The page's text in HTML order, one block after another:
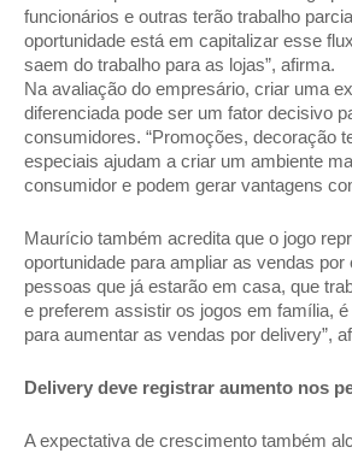
funcionários e outras terão trabalho
oportunidade está em capitalizar esse
saem do trabalho para as lojas”, afirma.
Na avaliação do empresário, criar uma
diferenciada pode ser um fator decisivo
consumidores. “Promoções, decoração
especiais ajudam a criar um ambiente
consumidor e podem gerar vantagens
Maurício também acredita que o jogo
oportunidade para ampliar as vendas por
pessoas que já estarão em casa, que
e preferem assistir os jogos em família,
para aumentar as vendas por delivery”,
Delivery deve registrar aumento nos
A expectativa de crescimento também